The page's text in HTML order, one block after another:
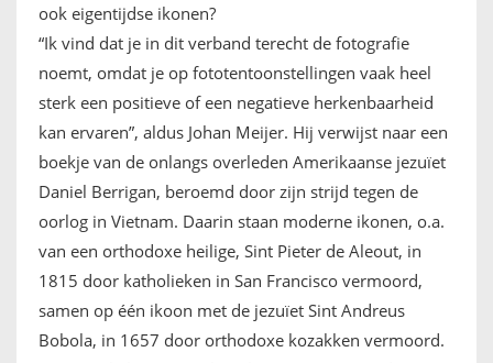
ook eigentijdse ikonen?
“Ik vind dat je in dit verband terecht de fotografie
noemt, omdat je op fototentoonstellingen vaak heel
sterk een positieve of een negatieve herkenbaarheid
kan ervaren”, aldus Johan Meijer. Hij verwijst naar een
boekje van de onlangs overleden Amerikaanse jezuïet
Daniel Berrigan, beroemd door zijn strijd tegen de
oorlog in Vietnam. Daarin staan moderne ikonen, o.a.
van een orthodoxe heilige, Sint Pieter de Aleout, in
1815 door katholieken in San Francisco vermoord,
samen op één ikoon met de jezuïet Sint Andreus
Bobola, in 1657 door orthodoxe kozakken vermoord.